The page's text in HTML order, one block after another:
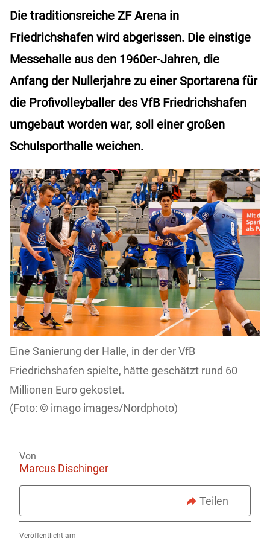
Die traditionsreiche ZF Arena in
Friedrichshafen wird abgerissen. Die einstige
Messehalle aus den 1960er-Jahren, die
Anfang der Nullerjahre zu einer Sportarena für
die Profivolleyballer des VfB Friedrichshafen
umgebaut worden war, soll einer großen
Schulsporthalle weichen.
Eine Sanierung der Halle, in der der VfB
Friedrichshafen spielte, hätte geschätzt rund 60
Millionen Euro gekostet.
imago images/Nordphoto)
Von
Marcus Dischinger
Teilen
Veröffentlicht am